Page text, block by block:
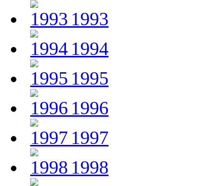
1993
1994
1995
1996
1997
1998